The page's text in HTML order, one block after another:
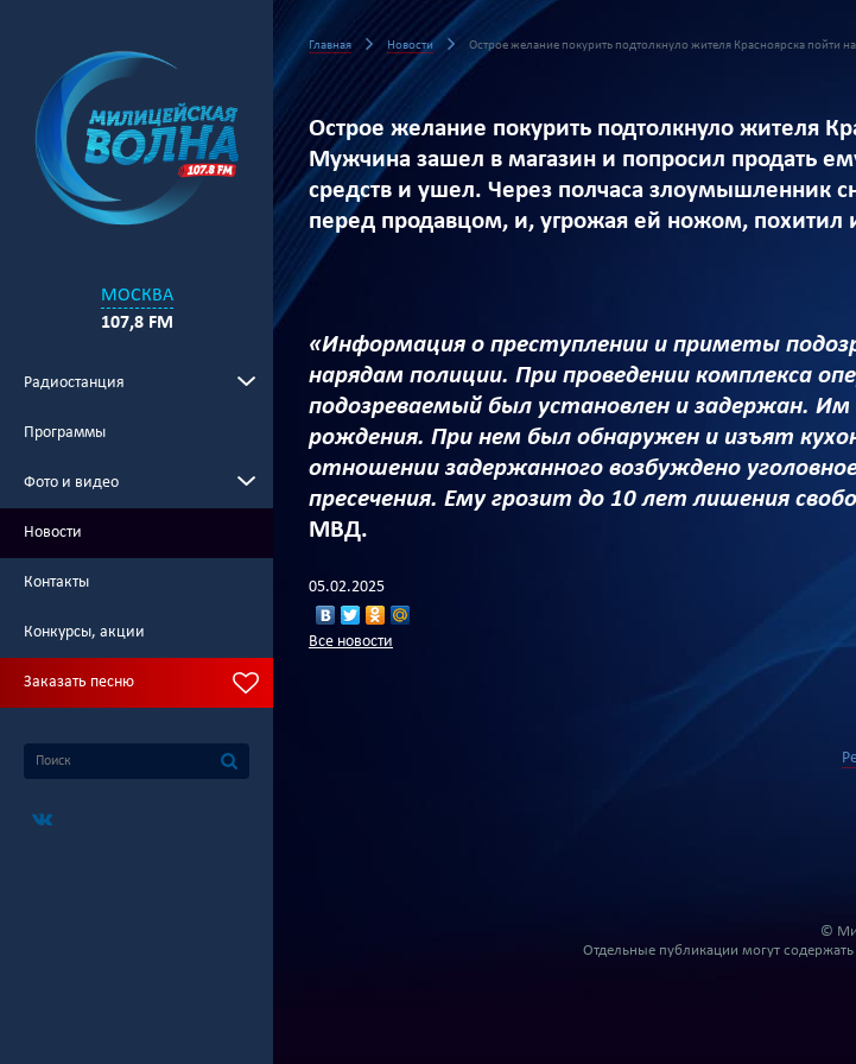
МОСКВА
107,8 FM
Радиостанция
Программы
Фото и видео
Новости
Контакты
Конкурсы, акции
Заказать песню
Главная Новости Острое желание покурить подтолкнуло жителя Красноярска пойти
Острое желание покурить подтолкнуло жителя
Мужчина зашел в магазин и попросил продать
средств и ушел. Через полчаса злоумышленник
перед продавцом, и, угрожая ей ножом, похитил
«Информация о преступлении и приметы
нарядам полиции. При проведении комплекса
подозреваемый был установлен и задержан.
рождения. При нем был обнаружен и изъят
отношении задержанного возбуждено
пресечения. Ему грозит до 10 лет лишения
МВД.
05.02.2025
Все новости
©
Отдельные публикации могут